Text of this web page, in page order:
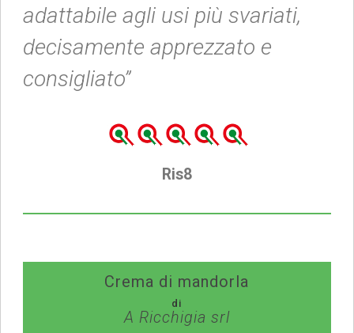
adattabile agli usi più svariati,
decisamente apprezzato e
consigliato”
Ris8
Crema di mandorla
di
A Ricchigia srl